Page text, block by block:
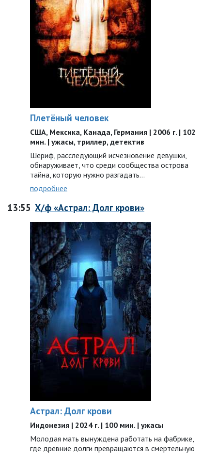
Плетёный человек
США, Мексика, Канада, Германия | 2006 г. | 102
мин. | ужасы, триллер, детектив
Шериф, расследующий исчезновение девушки,
обнаруживает, что среди сообщества острова
тайна, которую нужно разгадать…
подробнее
13:55 Х/ф «Астрал: Долг крови»
Астрал: Долг крови
Индонезия | 2024 г. | 100 мин. | ужасы
Молодая мать вынуждена работать на фабрике,
где древние долги превращаются в смертельную